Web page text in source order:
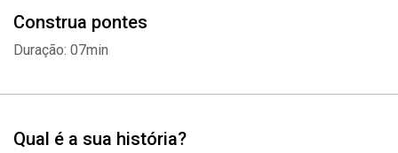
Construa pontes
Duração: 07min
Qual é a sua história?